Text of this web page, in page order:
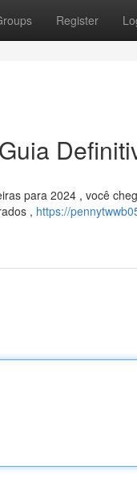
Register
para 2024 , você
, https://